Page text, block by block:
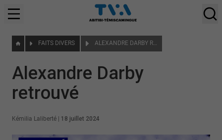
FAITS DIVERS ALEXANDRE DARBY RETROUVÉ
Alexandre Darby
retrouvé
Kémilia Laliberté 18 juillet 2024